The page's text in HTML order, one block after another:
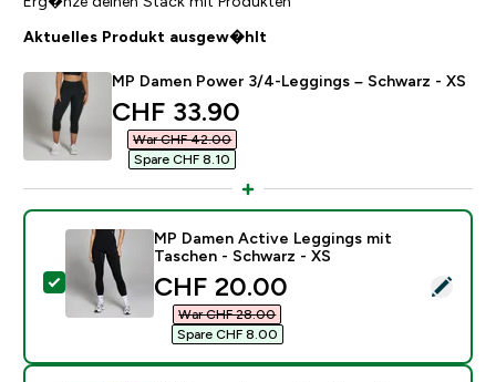
Aktuelles Produkt ausgew�hlt
MP Damen Power 3/4-Leggings – Schwarz - XS
discounted price
CHF 33.90‎
War CHF 42.00‎
Spare CHF 8.10‎
Dieses Produkt ausw�hlen - MP Damen Active
MP Damen Active Leggings mit
Taschen - Schwarz - XS
discounted price
CHF 20.00‎
War CHF 28.00‎
Spare CHF 8.00‎